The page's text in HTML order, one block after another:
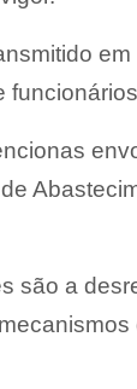
são a